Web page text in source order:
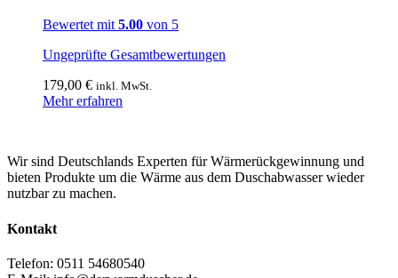
Bewertet mit5.00 von 5
Ungeprüfte Gesamtbewertungen
179,00 € inkl. MwSt.
Mehr erfahren
Wir sind Deutschlands Experten für Wärmerückgewinnung und
bieten Produkte um die Wärme aus dem Duschabwasser wieder
nutzbar zu machen.
Kontakt
Telefon: 0511 54680540